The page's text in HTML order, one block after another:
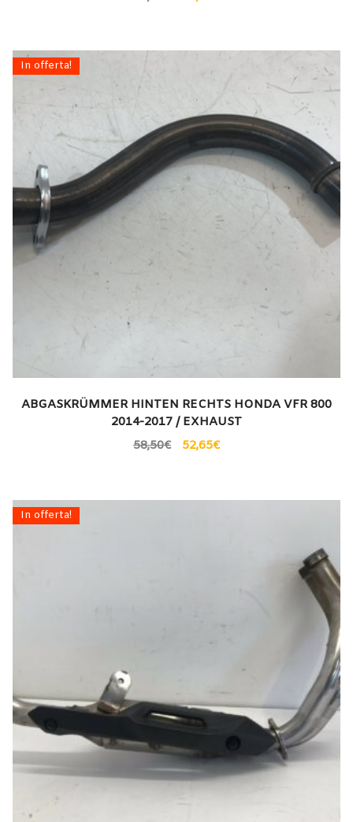
In offerta!
ABGASKRÜMMER HINTEN RECHTS HONDA VFR 800
2014-2017 / EXHAUST
58,50€ 52,65€
In offerta!